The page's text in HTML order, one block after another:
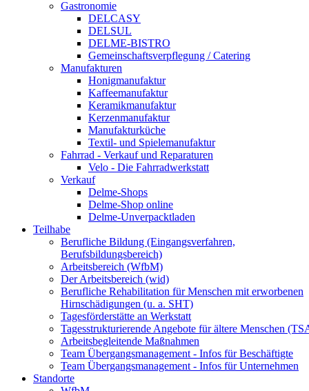
Gastronomie
DELCASY
DELSUL
DELME-BISTRO
Gemeinschaftsverpflegung / Catering
Manufakturen
Honigmanufaktur
Kaffeemanufaktur
Keramikmanufaktur
Kerzenmanufaktur
Manufakturküche
Textil- und Spielemanufaktur
Fahrrad - Verkauf und Reparaturen
Velo - Die Fahrradwerkstatt
Verkauf
Delme-Shops
Delme-Shop online
Delme-Unverpacktladen
Teilhabe
Berufliche Bildung (Eingangsverfahren,
Berufsbildungsbereich)
Arbeitsbereich (WfbM)
Der Arbeitsbereich (wid)
Berufliche Rehabilitation für Menschen mit erworbenen
Hirnschädigungen (u. a. SHT)
Tagesförderstätte an Werkstatt
Tagesstrukturierende Angebote für ältere Menschen
Arbeitsbegleitende Maßnahmen
Team Übergangsmanagement - Infos für Beschäftigte
Team Übergangsmanagement - Infos für Unternehmen
Standorte